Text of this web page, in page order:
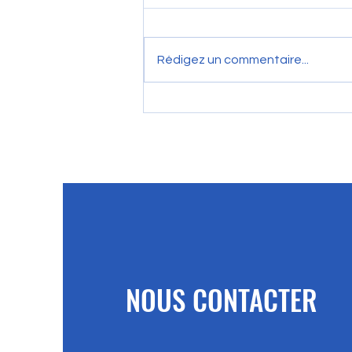
DRIM-M & DRIMbox : Le partage
Rédigez un commentaire...
NOUS CONTACTER